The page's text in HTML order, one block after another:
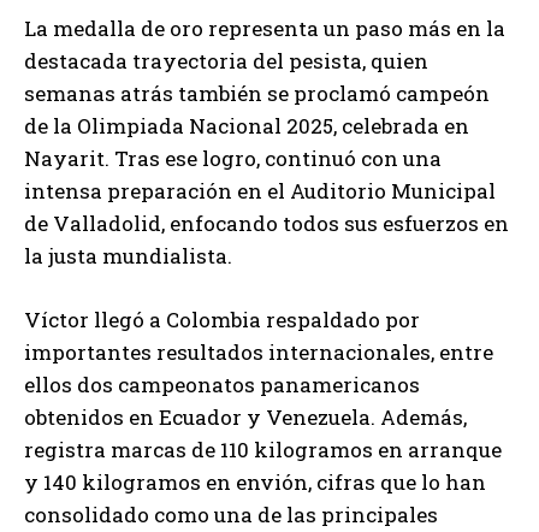
La medalla de oro representa un paso más en la
destacada trayectoria del pesista, quien
semanas atrás también se proclamó campeón
de la Olimpiada Nacional 2025, celebrada en
Nayarit. Tras ese logro, continuó con una
intensa preparación en el Auditorio Municipal
de Valladolid, enfocando todos sus esfuerzos en
la justa mundialista.
Víctor llegó a Colombia respaldado por
importantes resultados internacionales, entre
ellos dos campeonatos panamericanos
obtenidos en Ecuador y Venezuela. Además,
registra marcas de 110 kilogramos en arranque
y 140 kilogramos en envión, cifras que lo han
consolidado como una de las principales